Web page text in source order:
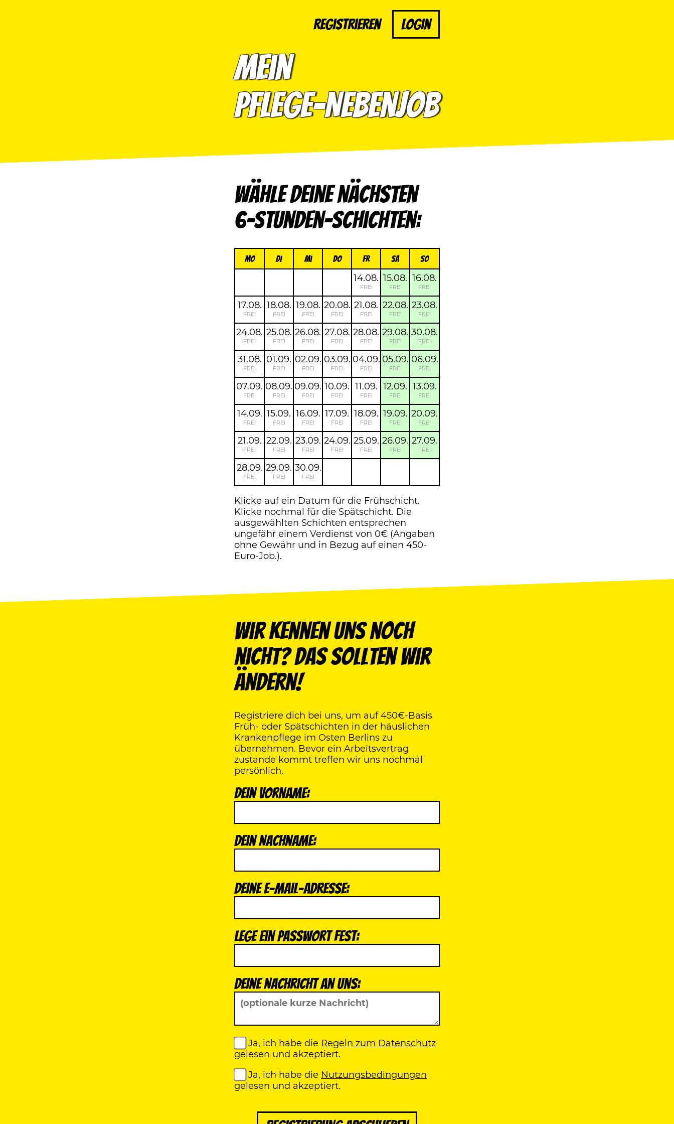
Registrieren Login
Mein
Pflege-Nebenjob
Wähle deine nächsten
6-Stunden-Schichten:
Mo Di Mi Do FR Sa So
14.08.
FREI
15.08.
FREI
16.08.
FREI
17.08.
FREI
18.08.
FREI
19.08.
FREI
20.08.
FREI
21.08.
FREI
22.08.
FREI
23.08.
FREI
24.08.
FREI
25.08.
FREI
26.08.
FREI
27.08.
FREI
28.08.
FREI
29.08.
FREI
30.08.
FREI
31.08.
FREI
01.09.
FREI
02.09.
FREI
03.09.
FREI
04.09.
FREI
05.09.
FREI
06.09.
FREI
07.09.
FREI
08.09.
FREI
09.09.
FREI
10.09.
FREI
11.09.
FREI
12.09.
FREI
13.09.
FREI
14.09.
FREI
15.09.
FREI
16.09.
FREI
17.09.
FREI
18.09.
FREI
19.09.
FREI
20.09.
FREI
21.09.
FREI
22.09.
FREI
23.09.
FREI
24.09.
FREI
25.09.
FREI
26.09.
FREI
27.09.
FREI
28.09.
FREI
29.09.
FREI
30.09.
FREI
Klicke auf ein Datum für die Frühschicht.
Klicke nochmal für die Spätschicht. Die
ausgewählten Schichten entsprechen
ungefähr einem Verdienst von 0€ (Angaben
ohne Gewähr und in Bezug auf einen 450-
Euro-Job.).
Wir kennen uns noch
nicht? Das sollten wir
ändern!
Registriere dich bei uns, um auf 450€-Basis
Früh- oder Spätschichten in der häuslichen
Krankenpflege im Osten Berlins zu
übernehmen. Bevor ein Arbeitsvertrag
zustande kommt treffen wir uns nochmal
persönlich.
Dein Vorname:
Dein Nachname:
Deine E-Mail-Adresse:
Lege ein Passwort fest:
Deine Nachricht an uns:
Ja, ich habe die Regeln zum Datenschutz
gelesen und akzeptiert.
Ja, ich habe die Nutzungsbedingungen
gelesen und akzeptiert.